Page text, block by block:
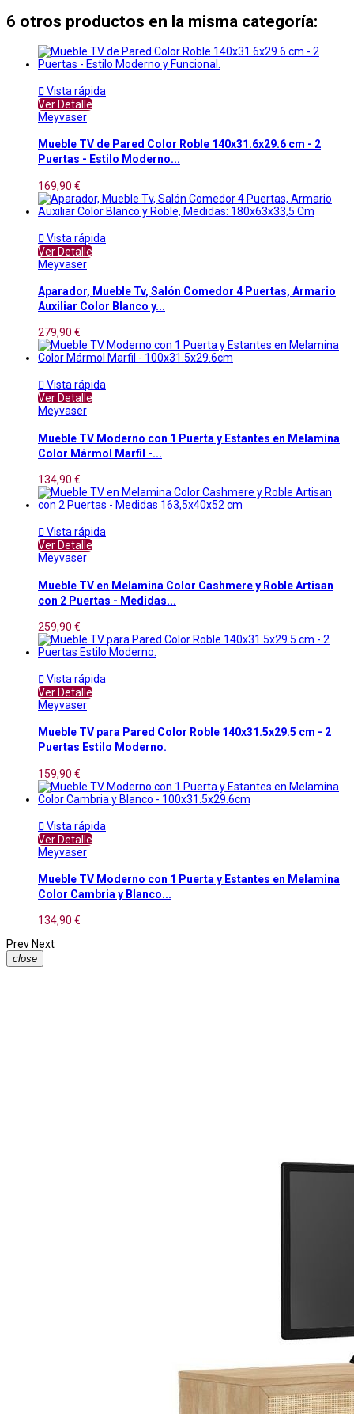
6 otros productos en la misma categoría:
 Vista rápida
Ver Detalle
Meyvaser
Mueble TV de Pared Color Roble 140x31.6x29.6 cm - 2
Puertas - Estilo Moderno...
169,90 €
 Vista rápida
Ver Detalle
Meyvaser
Aparador, Mueble Tv, Salón Comedor 4 Puertas, Armario
Auxiliar Color Blanco y...
279,90 €
 Vista rápida
Ver Detalle
Meyvaser
Mueble TV Moderno con 1 Puerta y Estantes en Melamina
Color Mármol Marfil -...
134,90 €
 Vista rápida
Ver Detalle
Meyvaser
Mueble TV en Melamina Color Cashmere y Roble Artisan
con 2 Puertas - Medidas...
259,90 €
 Vista rápida
Ver Detalle
Meyvaser
Mueble TV para Pared Color Roble 140x31.5x29.5 cm - 2
Puertas Estilo Moderno.
159,90 €
 Vista rápida
Ver Detalle
Meyvaser
Mueble TV Moderno con 1 Puerta y Estantes en Melamina
Color Cambria y Blanco...
134,90 €
Prev Next
close